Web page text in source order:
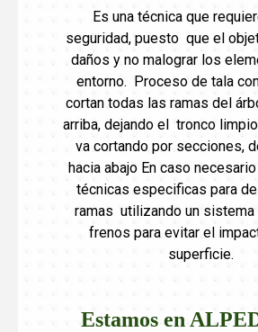
Es una técnica que
seguridad, puesto que el
daños y no malograr los
entorno. Proceso de tala
cortan todas las ramas del
arriba, dejando el tronco
va cortando por secciones,
hacia abajo En caso
técnicas especificas para
ramas utilizando un sistema
frenos para evitar el
superficie.
Estamos en